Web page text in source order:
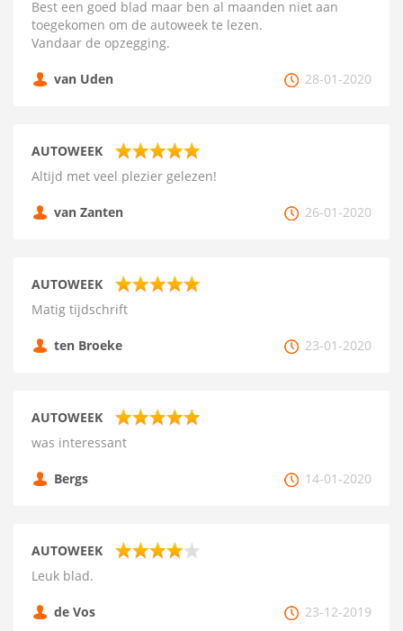
Best een goed blad maar ben al maanden niet aan
toegekomen om de autoweek te lezen.
Vandaar de opzegging.
van Uden 28-01-2020
AUTOWEEK
Altijd met veel plezier gelezen!
van Zanten 26-01-2020
AUTOWEEK
Matig tijdschrift
ten Broeke 23-01-2020
AUTOWEEK
was interessant
Bergs 14-01-2020
AUTOWEEK
Leuk blad.
de Vos 23-12-2019